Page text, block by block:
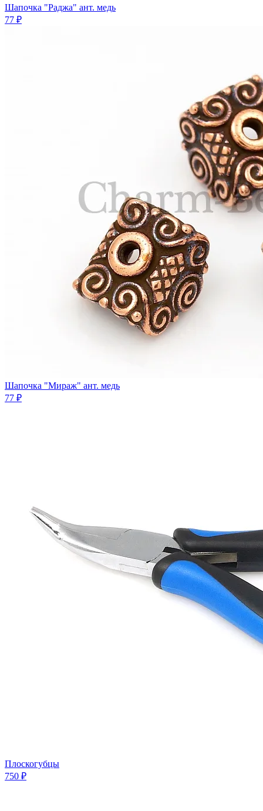
Шапочка "Раджа" ант. медь
77 ₽
Шапочка "Мираж" ант. медь
77 ₽
Плоскогубцы
750 ₽